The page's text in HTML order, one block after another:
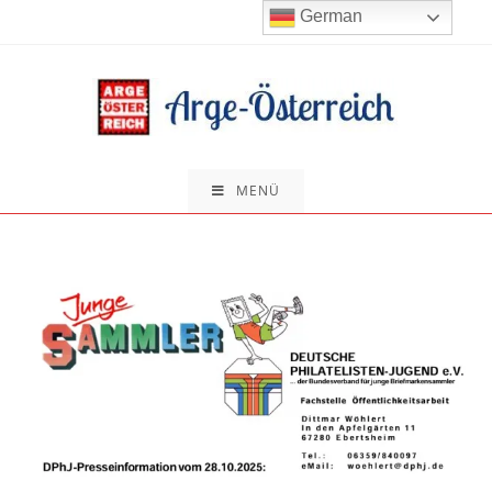
MENÜ
German